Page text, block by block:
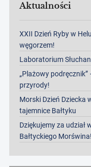
Aktualności
XXII Dzień Ryby w
węgorzem!
Laboratorium
„Plażowy
przyrody!
Morski Dzień Dziecka
tajemnice Bałtyku
Dziękujemy za udział
Bałtyckiego Morświna!